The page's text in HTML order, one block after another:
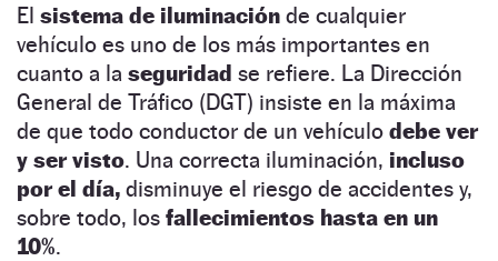
El sistema de iluminación de cualquier
vehículo es uno de los más importantes en
cuanto a la seguridad se refiere. La Dirección
General de Tráfico (DGT) insiste en la máxima
de que todo conductor de un vehículo debe ver
y ser visto. Una correcta iluminación, incluso
por el día, disminuye el riesgo de accidentes y,
sobre todo, los fallecimientos hasta en un
10%.